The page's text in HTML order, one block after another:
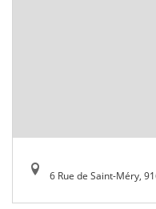
6 Rue de Saint-Méry,